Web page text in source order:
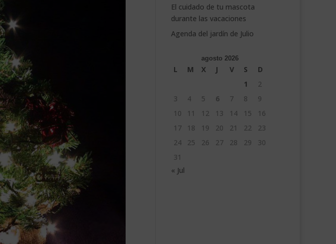
El cuidado de tu mascota
durante las vacaciones
Agenda del jardín de Julio
agosto 2026
L M X J V S
D
1
2
3
4 5 6 7 8
9
10
11 12 13 14 15
16
17
18 19 20 21 22
23
24
25 26 27 28 29
30
31
« Jul